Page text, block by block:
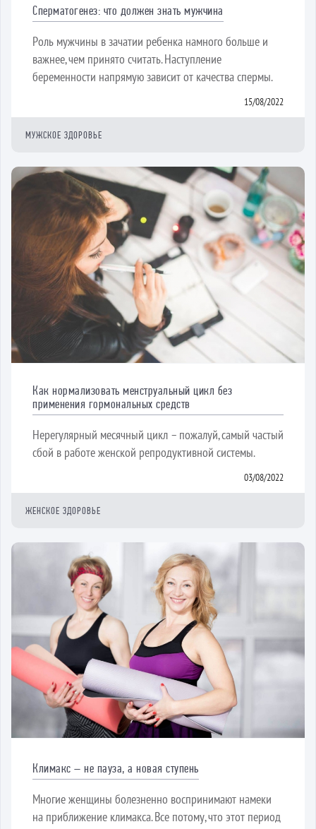
Сперматогенез: что должен знать мужчина
Роль мужчины в зачатии ребенка намного больше и
важнее, чем принято считать. Наступление
беременности напрямую зависит от качества спермы.
15/08/2022
МУЖСКОЕ ЗДОРОВЬЕ
Как нормализовать менструальный цикл без
применения гормональных средств
Нерегулярный месячный цикл – пожалуй, самый частый
сбой в работе женской репродуктивной системы.
03/08/2022
ЖЕНСКОЕ ЗДОРОВЬЕ
Климакс – не пауза, а новая ступень
Многие женщины болезненно воспринимают намеки
на приближение климакса. Все потому, что этот период